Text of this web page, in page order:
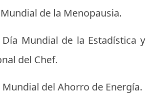
de la Menopausia.
Mundial de la Estadística y
del Chef.
Mundial del Ahorro de Energía.